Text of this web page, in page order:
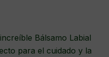
Bálsamo Labial
para el cuidado y la